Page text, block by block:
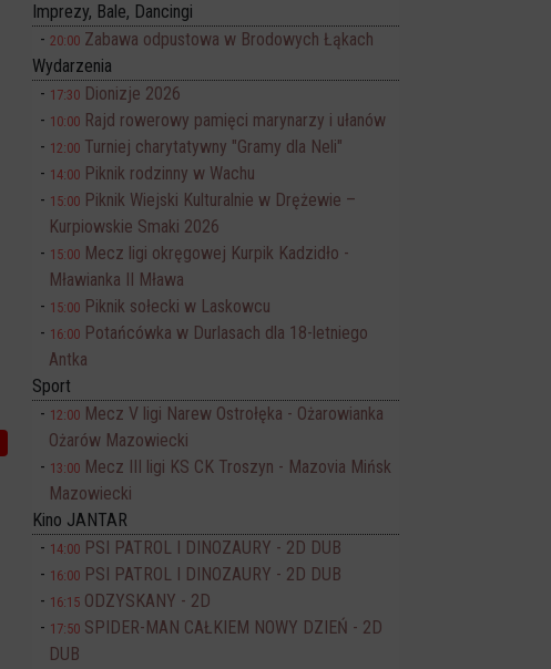
Imprezy, Bale, Dancingi
20:00 Zabawa odpustowa w Brodowych Łąkach
Wydarzenia
17:30 Dionizje 2026
10:00 Rajd rowerowy pamięci marynarzy i ułanów
12:00 Turniej charytatywny "Gramy dla Neli"
14:00 Piknik rodzinny w Wachu
15:00 Piknik Wiejski Kulturalnie w Drężewie –
Kurpiowskie Smaki 2026
15:00 Mecz ligi okręgowej Kurpik Kadzidło -
Mławianka II Mława
15:00 Piknik sołecki w Laskowcu
16:00 Potańcówka w Durlasach dla 18-letniego
Antka
Sport
12:00 Mecz V ligi Narew Ostrołęka - Ożarowianka
Ożarów Mazowiecki
13:00 Mecz III ligi KS CK Troszyn - Mazovia Mińsk
Mazowiecki
Kino JANTAR
14:00 PSI PATROL I DINOZAURY - 2D DUB
16:00 PSI PATROL I DINOZAURY - 2D DUB
16:15 ODZYSKANY - 2D
17:50 SPIDER-MAN CAŁKIEM NOWY DZIEŃ - 2D
DUB